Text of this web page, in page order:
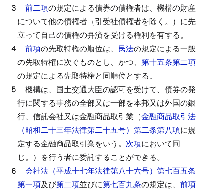
３ 前二項の規定による債券の債権者は、機構の財産
について他の債権者（引受社債権者を除く。）に先
立って自己の債権の弁済を受ける権利を有する。
４ 前項の先取特権の順位は、 民法の規定による一般
の先取特権に次ぐものとし、かつ、 第十五条第二項
の規定による先取特権と同順位とする。
５ 機構は、国土交通大臣の認可を受けて、債券の発
行に関する事務の全部又は一部を本邦又は外国の銀
行、信託会社又は金融商品取引業（金融商品取引法
（昭和二十三年法律第二十五号）第二条第八項に規
定する金融商品取引業をいう。 次項において同
じ。）を行う者に委託することができる。
６ 会社法（平成十七年法律第八十六号）第七百五条
第一項及び第二項並びに第七百九条の規定は、 前項